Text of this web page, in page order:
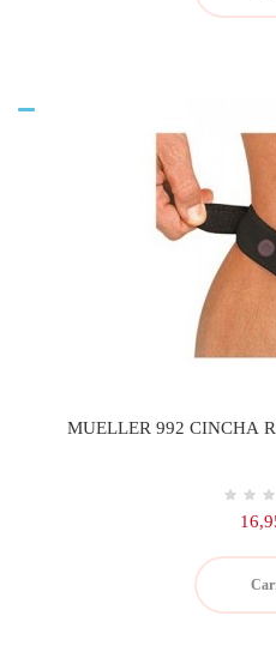
MUELLER 992 CINCHA